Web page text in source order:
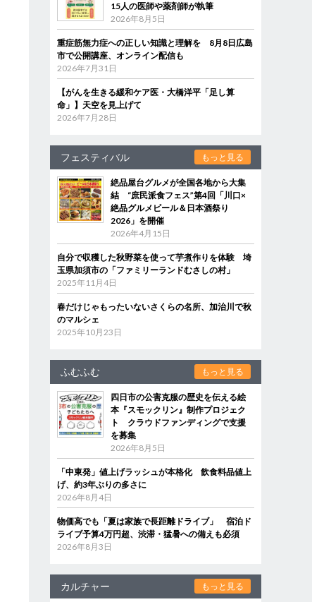
15人の医師や薬剤師が執筆
2026年8月5日
重症筋無力症への正しい知識と理解を 8月8日広島
市で公開講座、オンライン配信も
2026年7月31日
【がんを生きる緩和ケア医・大橋洋平「足し算
命」】天空を見上げて
2026年7月28日
フェスティバル もっと見る
絶品屋台グルメが全国各地から大集
結 “庶民派食フェス”第4回「川口×
絶品グルメビール＆日本酒祭り
2026」を開催
2026年4月15日
自分で収穫した秋野菜を使って芋煮作りを体験 埼
玉県加須市の「ファミリーランドむさしの村」
2025年11月4日
春だけじゃもったいないさくらの名所、加治川で秋
のマルシェ
2025年10月23日
ふむふむ もっと見る
四日市の公害克服の歴史を伝える絵
本『スモックリン』制作プロジェク
ト クラウドファンディングで支援
を募集
2026年8月5日
「中東発」値上げラッシュが本格化 飲食料品値上
げ、約3年ぶりの多さに
2026年8月4日
物価高でも「夏は家族で長距離ドライブ」 宿泊ド
ライブ予算4万円超、渋滞・猛暑への備えも必須
2026年8月3日
カルチャー もっと見る